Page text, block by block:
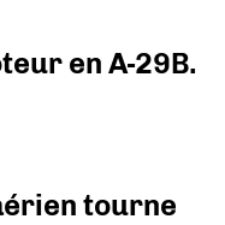
en A-29B.
tourne